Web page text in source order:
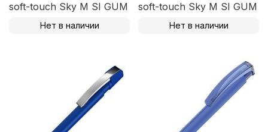
soft-touch Sky M SI GUM
Нет в наличии
soft-touch Sky M SI GUM
Нет в наличии